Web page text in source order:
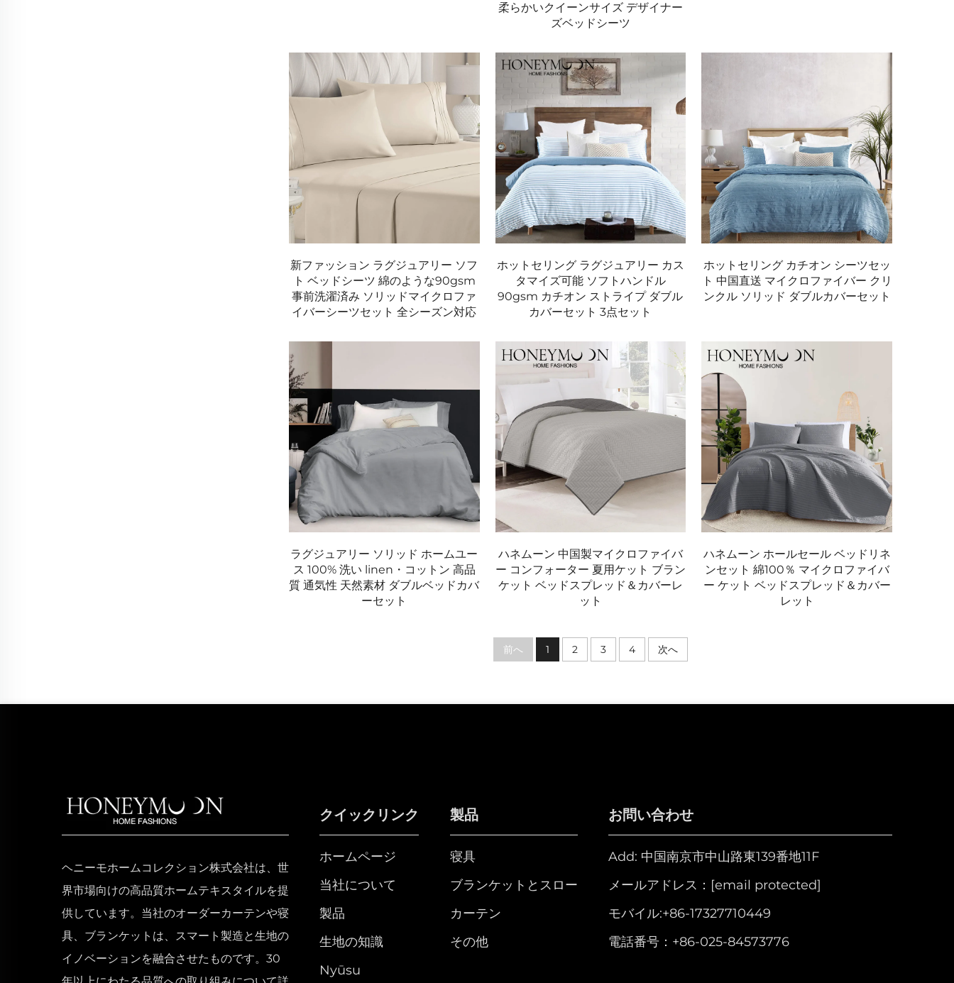
柔らかいクイーンサイズ デザイナー
ズベッドシーツ
新ファッション ラグジュアリー ソフ
ト ベッドシーツ 綿のような90gsm
事前洗濯済み ソリッドマイクロファ
イバーシーツセット 全シーズン対応
ホットセリング ラグジュアリー カス
タマイズ可能 ソフトハンドル
90gsm カチオン ストライプ ダブル
カバーセット 3点セット
ホットセリング カチオン シーツセッ
ト 中国直送 マイクロファイバー クリ
ンクル ソリッド ダブルカバーセット
ラグジュアリー ソリッド ホームユー
ス 100% 洗い linen・コットン 高品
質 通気性 天然素材 ダブルベッドカバ
ーセット
ハネムーン 中国製マイクロファイバ
ー コンフォーター 夏用ケット ブラン
ケット ベッドスプレッド＆カバーレ
ット
ハネムーン ホールセール ベッドリネ
ンセット 綿100％ マイクロファイバ
ー ケット ベッドスプレッド＆カバー
レット
前へ 1 2 3 4 次へ
ヘニーモホームコレクション株式会社は、世
界市場向けの高品質ホームテキスタイルを提
供しています。当社のオーダーカーテンや寝
具、ブランケットは、スマート製造と生地の
イノベーションを融合させたものです。30
クイックリンク
ホームページ
当社について
製品
生地の知識
Nyūsu
製品
寝具
ブランケットとスロー
カーテン
その他
お問い合わせ
Add: 中国南京市中山路東139番地11F
メールアドレス： [email protected]
モバイル:+86-17327710449
電話番号： +86-025-84573776